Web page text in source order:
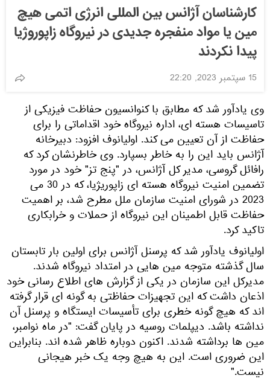
کارشناسان آژانس بین المللی انرژی اتمی هیچ
مین یا مواد منفجره جدیدی در نیروگاه زاپوروژیا
پیدا نکردند
15 سپتمبر 2023, 22:20
وی یادآور شد که مطابق با کنوانسیون حفاظت فیزیکی از
تاسیسات هسته ای، اداره نیروگاه خود اقداماتی را برای
حفاظت از آن تعیین می کند. اولیانوف افزود: دبیرخانه
آژانس باید این را به خاطر بسپارد. وی خاطرنشان کرد که
رافائل گروسی، مدیر کل آژانس، در "پنج تز" خود در مورد
تضمین امنیت نیروگاه هسته ای زاپوریژیا، که در 30 می
2023 در شورای امنیت سازمان ملل مطرح شد، بر اهمیت
حفاظت قابل اطمینان این نیروگاه از حملات و خرابکاری
تاکید کرد.
اولیانوف یادآور شد که پرسنل آژانس برای اولین بار تابستان
سال گذشته متوجه مین هایی در امتداد نیروگاه شدند.
مدیرکل این سازمان در یکی از گزارش های اطلاع رسانی خود
اذعان داشت که این تجهیزات حفاظتی به گونه ای قرار گرفته
اند که هیچ گونه خطری برای تأسیسات ایستگاه و پرسنل آن
نداشته باشد. دیپلمات روسیه در پایان گفت: "در ماه نوامبر،
مین ها برداشته شدند. اکنون دوباره ظاهر شده اند. بنابراین
این ضروری است. این به هیچ وجه یک خبر هیجانی
نیست."